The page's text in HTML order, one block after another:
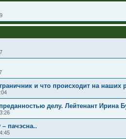
и что происходит на наших
делу. Лейтенант Ирина
пачэсна..